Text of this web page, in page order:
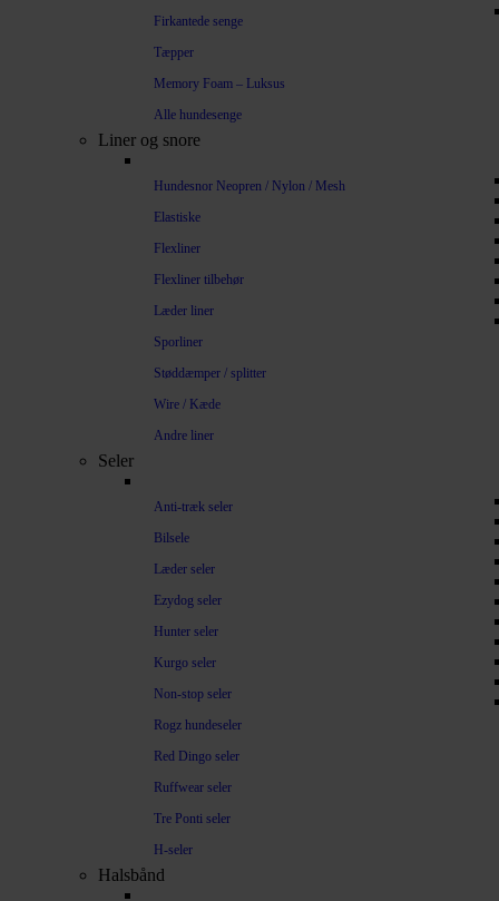
Firkantede senge
Tæpper
Memory Foam – Luksus
Alle hundesenge
Liner og snore
Hundesnor Neopren / Nylon / Mesh
Elastiske
Flexliner
Flexliner tilbehør
Læder liner
Sporliner
Støddæmper / splitter
Wire / Kæde
Andre liner
Seler
Anti-træk seler
Bilsele
Læder seler
Ezydog seler
Hunter seler
Kurgo seler
Non-stop seler
Rogz hundeseler
Red Dingo seler
Ruffwear seler
Tre Ponti seler
H-seler
Halsbånd